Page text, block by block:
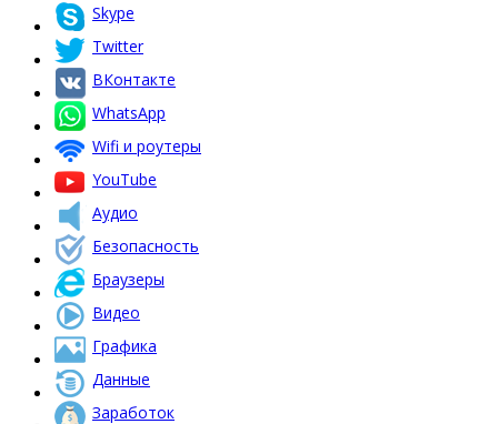
Skype
Twitter
ВКонтакте
WhatsApp
Wifi и роутеры
YouTube
Аудио
Безопасность
Браузеры
Видео
Графика
Данные
Заработок